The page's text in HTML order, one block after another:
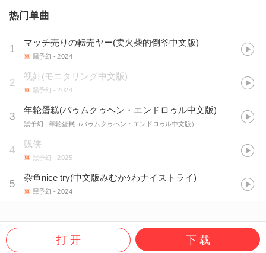
热门单曲
1
マッチ売りの転売ヤー(卖火柴的倒爷中文版)
黑予幻 - 2024
2
视奸(モニタリング中文版)
黑予幻 - 2024
3
年轮蛋糕(バゥムクゥヘン・エンドロゥル中文版)
黑予幻 - 年轮蛋糕（バゥムクゥヘン・エンドロゥル中文版）
4
贱侠
黑予幻 - 2025
5
杂鱼nice try(中文版みむかｩわナイストライ)
黑予幻 - 2024
打 开 下 载